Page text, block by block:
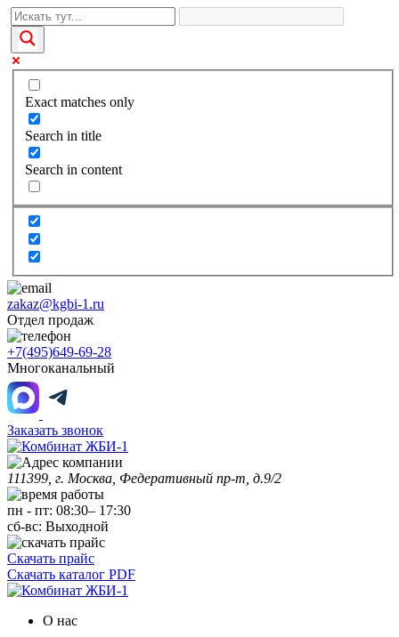
Exact matches only
Search in title
Search in content
zakaz@kgbi-1.ru
Отдел продаж
+7(495)649-69-28
Многоканальный
Заказать звонок
111399, г. Москва, Федеративный пр-т, д.9/2
пн - пт: 08:30– 17:30
сб-вс: Выходной
Скачать прайс
Скачать каталог PDF
О нас